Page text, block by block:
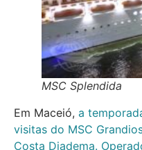
MSC Splendida
Em Maceió, a
visitas do MSC
Costa Diadema.